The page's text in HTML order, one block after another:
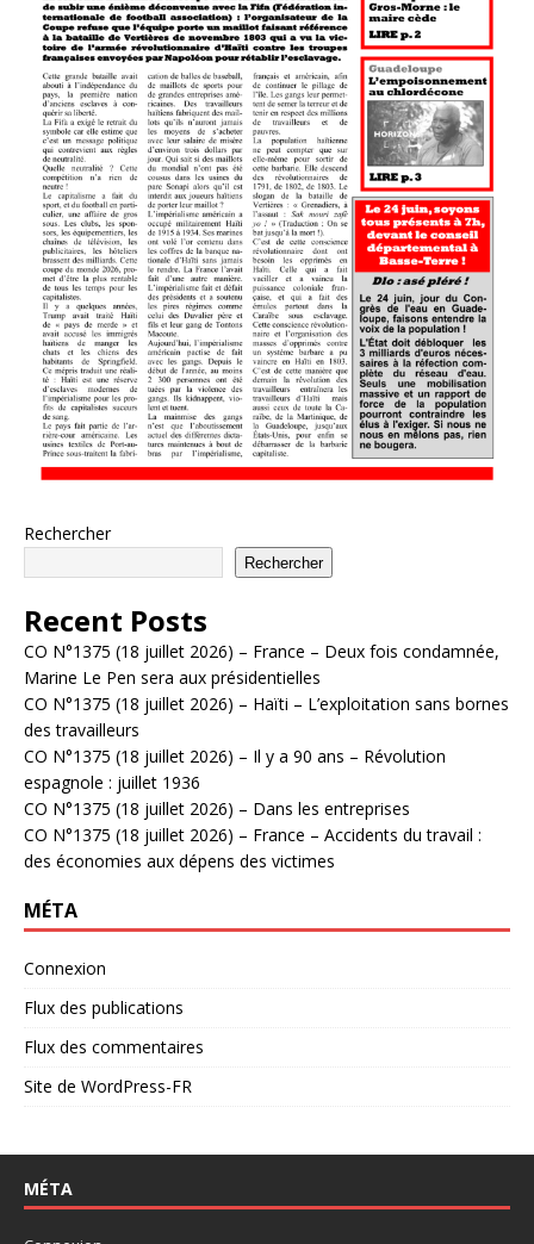
Rechercher
Rechercher
Recent Posts
CO N°1375 (18 juillet 2026) – France – Deux fois condamnée,
Marine Le Pen sera aux présidentielles
CO N°1375 (18 juillet 2026) – Haïti – L’exploitation sans bornes
des travailleurs
CO N°1375 (18 juillet 2026) – Il y a 90 ans – Révolution
espagnole : juillet 1936
CO N°1375 (18 juillet 2026) – Dans les entreprises
CO N°1375 (18 juillet 2026) – France – Accidents du travail :
des économies aux dépens des victimes
MÉTA
Connexion
Flux des publications
Flux des commentaires
Site de WordPress-FR
MÉTA